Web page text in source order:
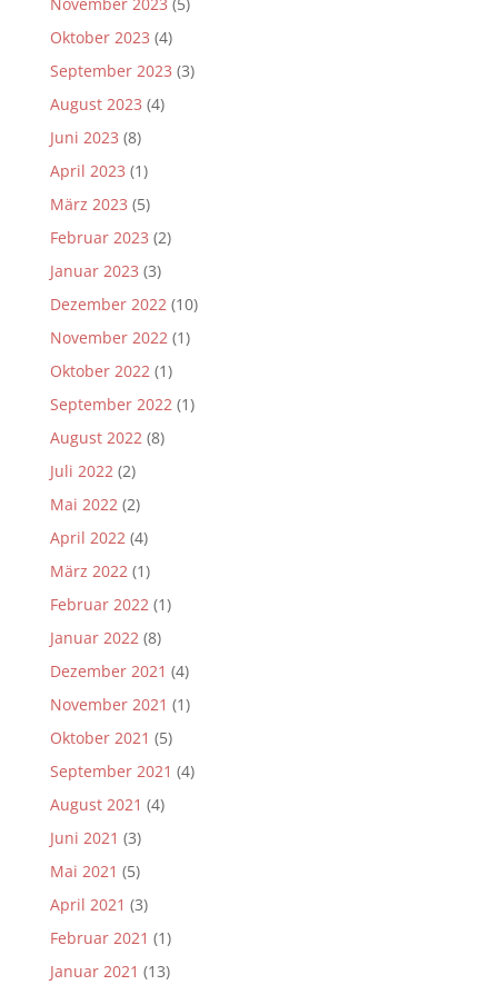
Oktober 2023 (4)
September 2023 (3)
August 2023 (4)
Juni 2023 (8)
April 2023 (1)
März 2023 (5)
Februar 2023 (2)
Januar 2023 (3)
Dezember 2022(10)
November 2022(1)
Oktober 2022(1)
September 2022(1)
August 2022(8)
Juli 2022(2)
Mai 2022(2)
April 2022(4)
März 2022(1)
Februar 2022(1)
Januar 2022(8)
Dezember 2021 (4)
November 2021 (1)
Oktober 2021 (5)
September 2021 (4)
August 2021 (4)
Juni 2021 (3)
Mai 2021 (5)
April 2021 (3)
Februar 2021 (1)
Januar 2021 (13)